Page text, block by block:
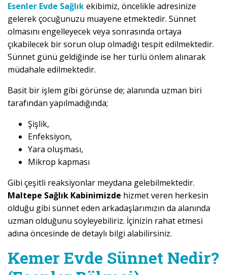
Esenler Evde Sağlıkekibimiz, öncelikle adresinize
gelerek çocuğunuzu muayene etmektedir. Sünnet
olmasını engelleyecek veya sonrasında ortaya
çıkabilecek bir sorun olup olmadığı tespit edilmektedir.
Sünnet günü geldiğinde ise her türlü önlem alınarak
müdahale edilmektedir.
Basit bir işlem gibi görünse de; alanında uzman biri
tarafından yapılmadığında;
Şişlik,
Enfeksiyon,
Yara oluşması,
Mikrop kapması
Gibi çeşitli reaksiyonlar meydana gelebilmektedir.
Maltepe Sağlık Kabinimizde hizmet veren herkesin
olduğu gibi sünnet eden arkadaşlarımızın da alanında
uzman olduğunu söyleyebiliriz. İçinizin rahat etmesi
adına öncesinde de detaylı bilgi alabilirsiniz.
Kemer Evde Sünnet Nedir?